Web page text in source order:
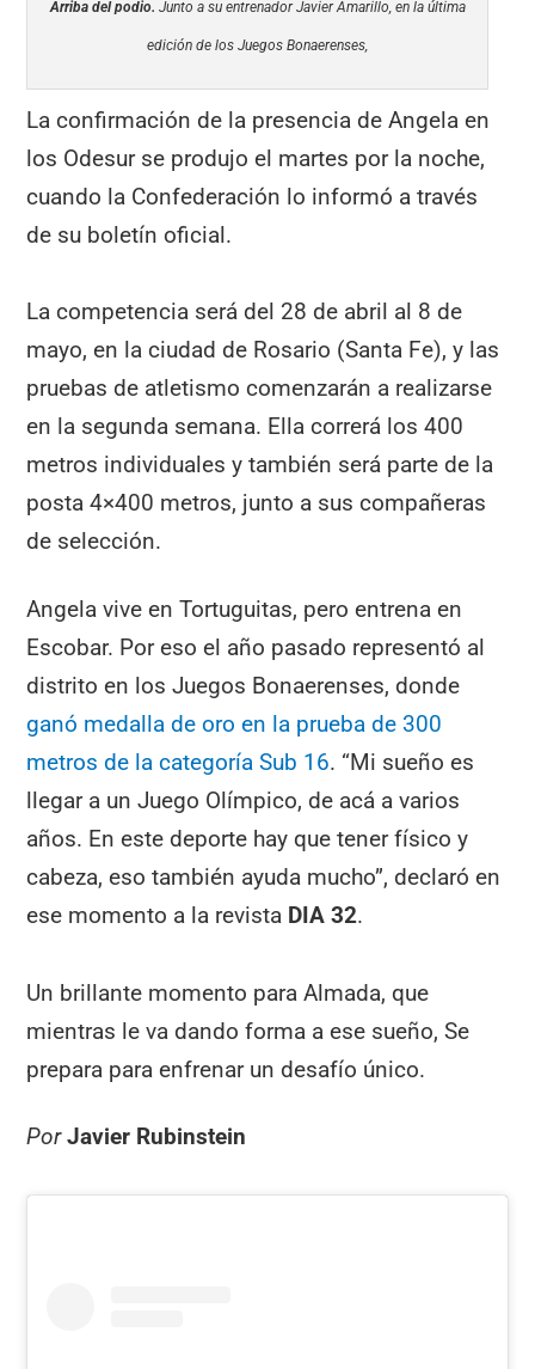
Arriba del podio. Junto a su entrenador Javier Amarillo, en la última
edición de los Juegos Bonaerenses,
La confirmación de la presencia de Angela en
los Odesur se produjo el martes por la noche,
cuando la Confederación lo informó a través
de su boletín oficial.
La competencia será del 28 de abril al 8 de
mayo, en la ciudad de Rosario (Santa Fe), y las
pruebas de atletismo comenzarán a realizarse
en la segunda semana. Ella correrá los 400
metros individuales y también será parte de la
posta 4×400 metros, junto a sus compañeras
de selección.
Angela vive en Tortuguitas, pero entrena en
Escobar. Por eso el año pasado representó al
distrito en los Juegos Bonaerenses, donde
ganó medalla de oro en la prueba de 300
metros de la categoría Sub 16. “Mi sueño es
llegar a un Juego Olímpico, de acá a varios
años. En este deporte hay que tener físico y
cabeza, eso también ayuda mucho”, declaró en
ese momento a la revista DIA 32.
Un brillante momento para Almada, que
mientras le va dando forma a ese sueño, Se
prepara para enfrenar un desafío único.
Por Javier Rubinstein